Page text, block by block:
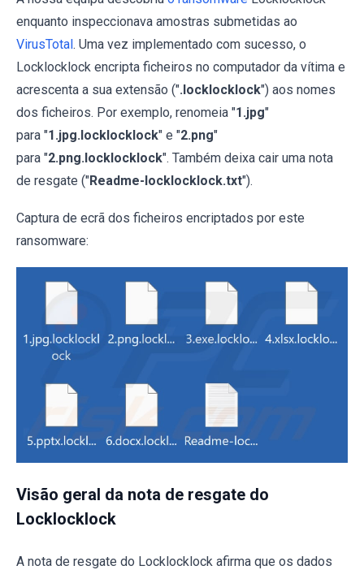
enquanto inspeccionava amostras submetidas ao
VirusTotal. Uma vez implementado com sucesso, o
Locklocklock encripta ficheiros no computador da vítima e
acrescenta a sua extensão (".locklocklock") aos nomes
dos ficheiros. Por exemplo, renomeia "1.jpg"
para "1.jpg.locklocklock" e "2.png"
para "2.png.locklocklock". Também deixa cair uma nota
de resgate ("Readme-locklocklock.txt").
Captura de ecrã dos ficheiros encriptados por este
ransomware:
Visão geral da nota de resgate do
Locklocklock
A nota de resgate do Locklocklock afirma que os dados